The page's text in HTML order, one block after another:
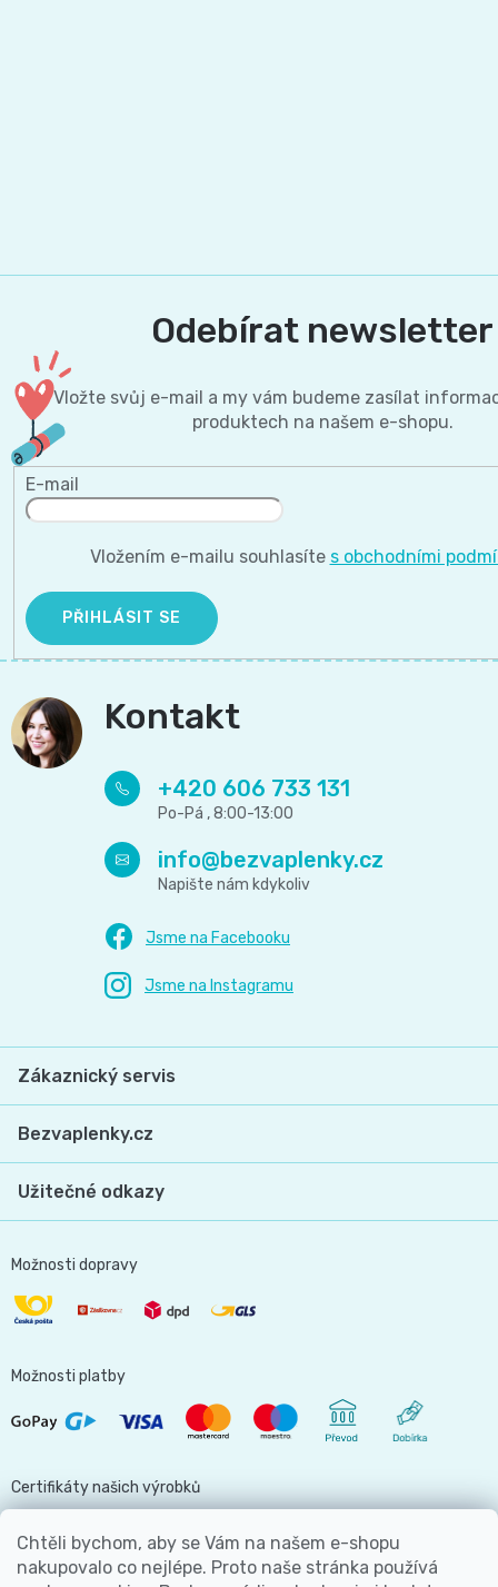
Chtěli bychom, aby se Vám na našem e-shopu
nakupovalo co nejlépe. Proto naše stránka používá
Odebírat newsletter
Vložte svůj e-mail a my vám budeme zasílat
produktech na našem e-shopu.
E-mail
Vložením e-mailu souhlasíte s obchodními
PŘIHLÁSIT SE
Kontakt
info@bezvaplenky.cz
+420 606 733 131
Zákaznický servis
Bezvaplenky.cz
Užitečné odkazy
Možnosti dopravy
Možnosti platby
Certifikáty našich výrobků